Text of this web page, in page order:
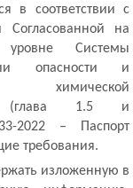
в соответствии с
Согласованной на
уровне Системы
опасности и
химической
(глава 1.5 и
2022 – Паспорт
требования.
изложенную в